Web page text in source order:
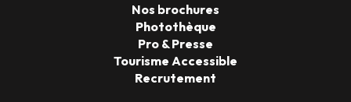
Nos brochures
Photothèque
Pro & Presse
Tourisme Accessible
Recrutement